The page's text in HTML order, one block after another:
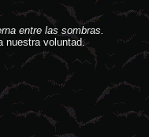
entre las sombras.
nuestra voluntad.